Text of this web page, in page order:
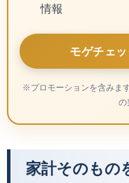
情報
モゲチェ
※プロモーションを含みま
の
家計そのもの